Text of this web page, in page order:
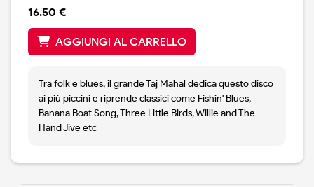
16.50 €
AGGIUNGI AL CARRELLO
Tra folk e blues, il grande Taj Mahal dedica questo disco
ai più piccini e riprende classici come Fishin' Blues,
Banana Boat Song, Three Little Birds, Willie and The
Hand Jive etc